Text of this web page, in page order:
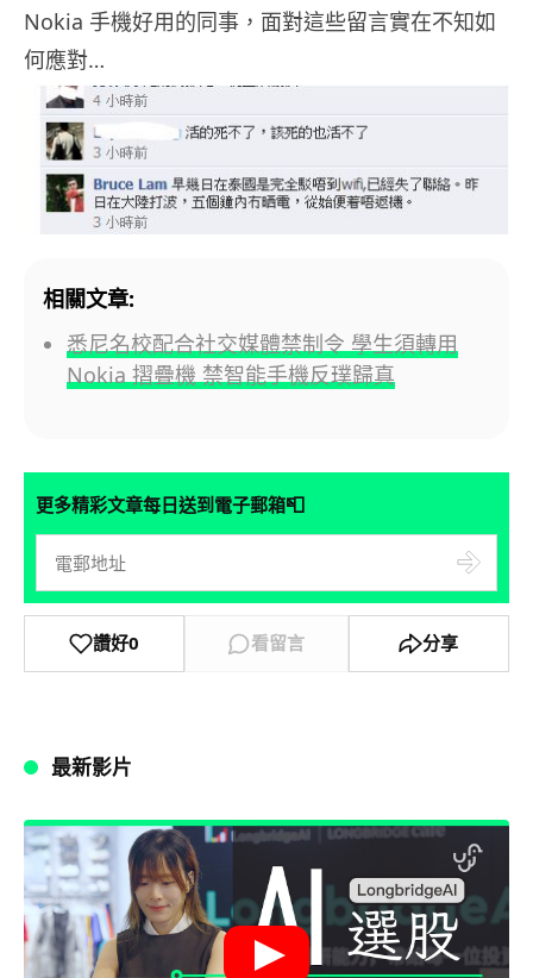
Nokia 手機好用的同事，面對這些留言實在不知如
何應對…
相關文章:
悉尼名校配合社交媒體禁制令 學生須轉用
Nokia 摺疊機 禁智能手機反璞歸真
更多精彩文章每日送到電子郵箱📮
讚好0 看留言 分享
最新影片